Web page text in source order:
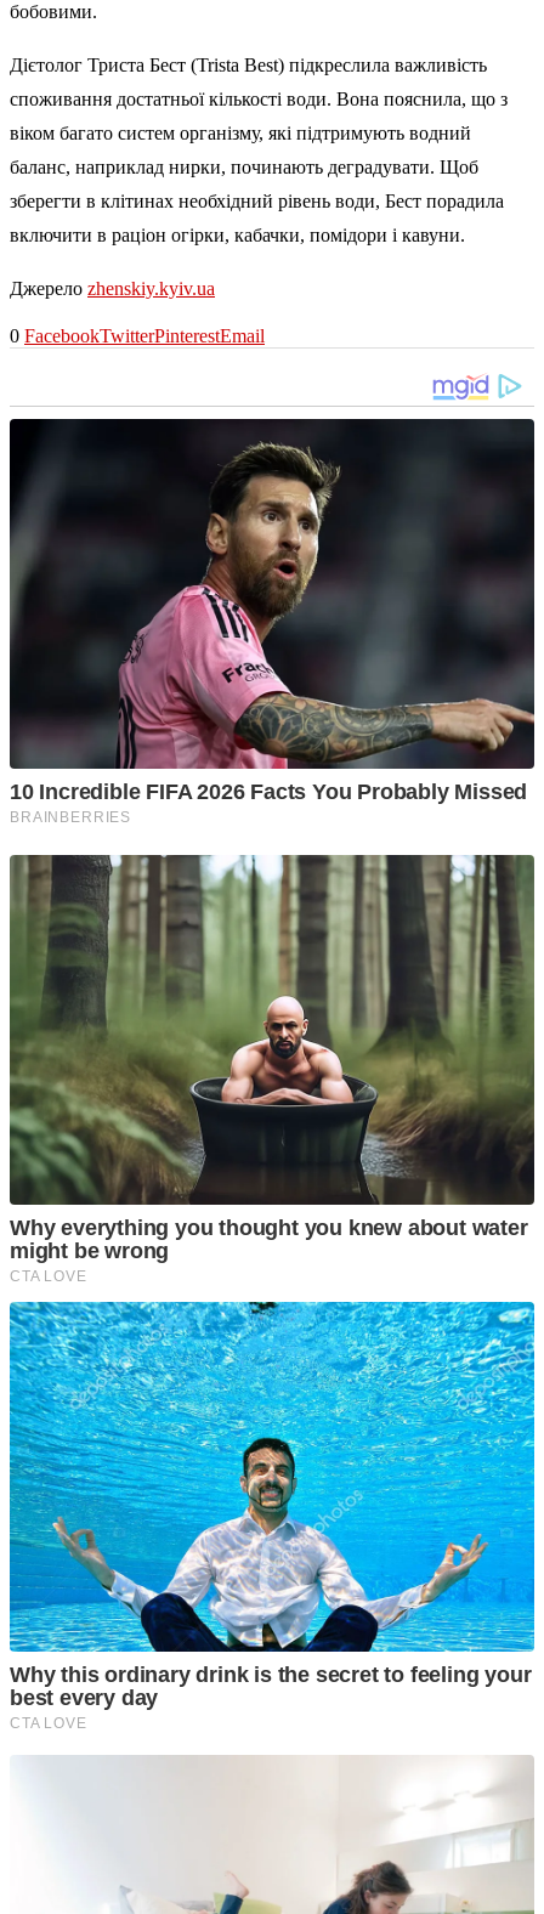
бобовими.
Дієтолог Триста Бест (Trista Best) підкреслила важливість
споживання достатньої кількості води. Вона пояснила, що з
віком багато систем організму, які підтримують водний
баланс, наприклад нирки, починають деградувати. Щоб
зберегти в клітинах необхідний рівень води, Бест порадила
включити в раціон огірки, кабачки, помідори і кавуни.
Джерело zhenskiy.kyiv.ua
0 FacebookTwitterPinterestEmail